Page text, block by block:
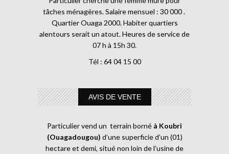
tâches ménagères. Salaire mensuel : 30 000 .
Quartier Ouaga 2000. Habiter quartiers
alentours serait un atout. Heures de service de
07 h à 15h 30.
Tél : 64 04 15 00
AVIS DE VENTE
Particulier vend un terrain borné à Koubri
(Ouagadougou) d’une superficie d’un (01)
hectare et demi, situé non loin de l’usine de